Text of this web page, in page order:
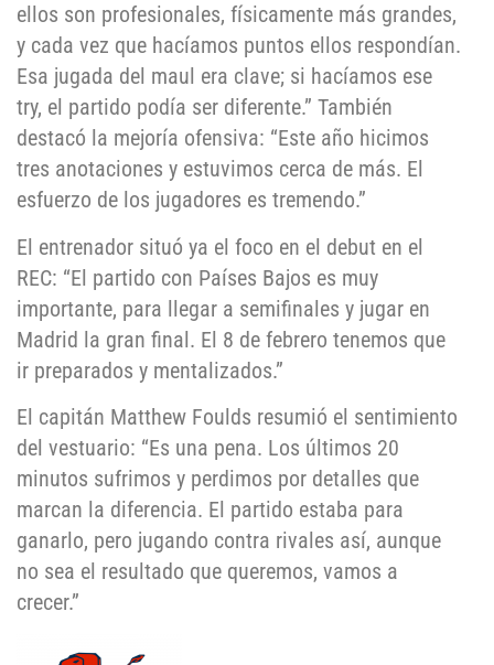
ellos son profesionales, físicamente más grandes,
y cada vez que hacíamos puntos ellos respondían.
Esa jugada del maul era clave; si hacíamos ese
try, el partido podía ser diferente.” También
destacó la mejoría ofensiva: “Este año hicimos
tres anotaciones y estuvimos cerca de más. El
esfuerzo de los jugadores es tremendo.”
El entrenador situó ya el foco en el debut en el
REC: “El partido con Países Bajos es muy
importante, para llegar a semifinales y jugar en
Madrid la gran final. El 8 de febrero tenemos que
ir preparados y mentalizados.”
El capitán Matthew Foulds resumió el sentimiento
del vestuario: “Es una pena. Los últimos 20
minutos sufrimos y perdimos por detalles que
marcan la diferencia. El partido estaba para
ganarlo, pero jugando contra rivales así, aunque
no sea el resultado que queremos, vamos a
crecer.”